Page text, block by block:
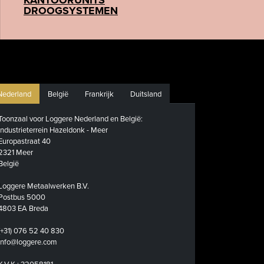
DROOGSYSTEMEN
België Frankrijk Duitsland
voor Loggere Nederland en België:
Hazeldonk - Meer
40
Meer
Metaalwerken B.V.
5000
EA Breda
076 52 40 830